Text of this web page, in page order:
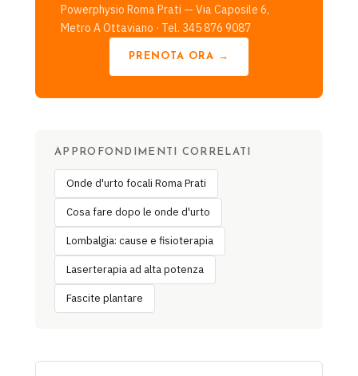
Powerphysio Roma Prati — Via Caposile 6,
Metro A Ottaviano · Tel. 345 876 9087
PRENOTA ORA →
APPROFONDIMENTI CORRELATI
Onde d'urto focali Roma Prati
Cosa fare dopo le onde d'urto
Lombalgia: cause e fisioterapia
Laserterapia ad alta potenza
Fascite plantare